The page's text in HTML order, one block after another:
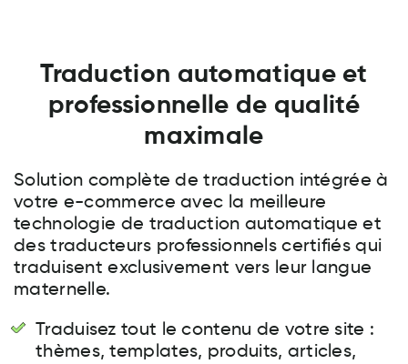
Traduction automatique et
professionnelle de qualité
maximale
Solution complète de traduction intégrée à
votre e-commerce avec la meilleure
technologie de traduction automatique et
des traducteurs professionnels certifiés qui
traduisent exclusivement vers leur langue
maternelle.
Traduisez tout le contenu de votre site :
thèmes, templates, produits, articles,